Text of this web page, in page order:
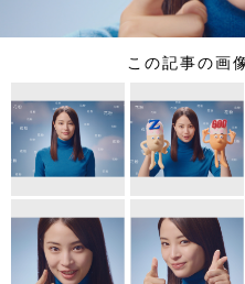
この記事の画